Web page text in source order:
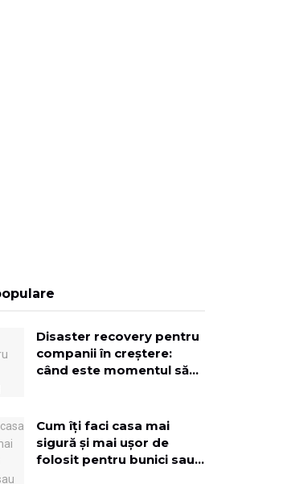
Disaster recovery pentru
companii în creștere:
când este momentul să
Cum îți faci casa mai
sigură și mai ușor de
folosit pentru bunici sau